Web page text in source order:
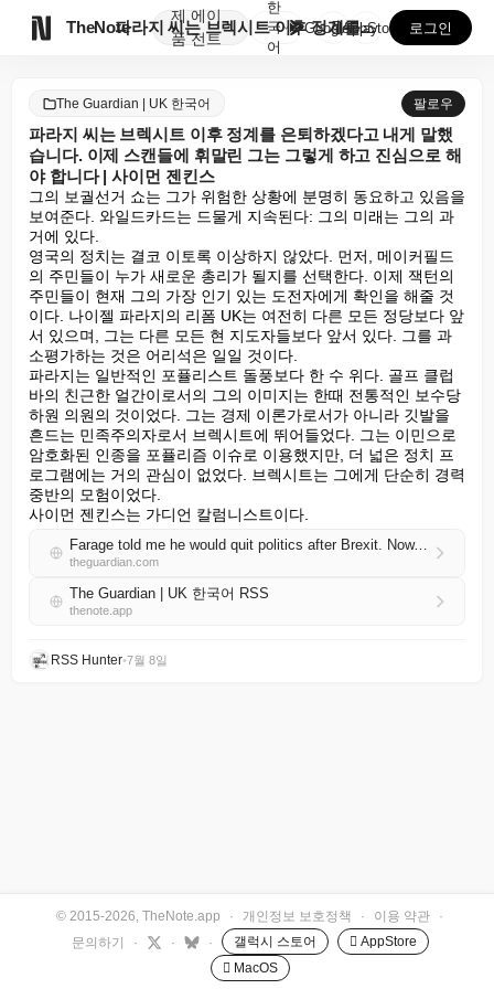
TheNote
제
품
에이
전트
파라지 씨는 브렉시트 이후 정계를 은퇴하겠다고 내게 말...
한
국
어
GooglePlay
AppStore 로그인
The Guardian | UK 한국어 팔로우
파라지 씨는 브렉시트 이후 정계를 은퇴하겠다고 내게 말했
습니다. 이제 스캔들에 휘말린 그는 그렇게 하고 진심으로 해
야 합니다 | 사이먼 젠킨스
그의 보궐선거 쇼는 그가 위험한 상황에 분명히 동요하고 있음을
보여준다. 와일드카드는 드물게 지속된다: 그의 미래는 그의 과
거에 있다.
영국의 정치는 결코 이토록 이상하지 않았다. 먼저, 메이커필드
의 주민들이 누가 새로운 총리가 될지를 선택한다. 이제 잭턴의
주민들이 현재 그의 가장 인기 있는 도전자에게 확인을 해줄 것
이다. 나이젤 파라지의 리폼 UK는 여전히 다른 모든 정당보다 앞
서 있으며, 그는 다른 모든 현 지도자들보다 앞서 있다. 그를 과
소평가하는 것은 어리석은 일일 것이다.
파라지는 일반적인 포퓰리스트 돌풍보다 한 수 위다. 골프 클럽
바의 친근한 얼간이로서의 그의 이미지는 한때 전통적인 보수당
하원 의원의 것이었다. 그는 경제 이론가로서가 아니라 깃발을
흔드는 민족주의자로서 브렉시트에 뛰어들었다. 그는 이민으로
암호화된 인종을 포퓰리즘 이슈로 이용했지만, 더 넓은 정치 프
로그램에는 거의 관심이 없었다. 브렉시트는 그에게 단순히 경력
중반의 모험이었다.
사이먼 젠킨스는 가디언 칼럼니스트이다.
Farage told me he would quit politics after Brexit. Now, mired in scandal, he should do it and mean it | Simon Jenkins
theguardian.com
The Guardian | UK 한국어 RSS
thenote.app
RSS Hunter•7월 8일
© 2015-2026, TheNote.app · 개인정보 보호정책 · 이용 약관
·
문의하기
· · · 갤럭시 스토어
 AppStore
 MacOS